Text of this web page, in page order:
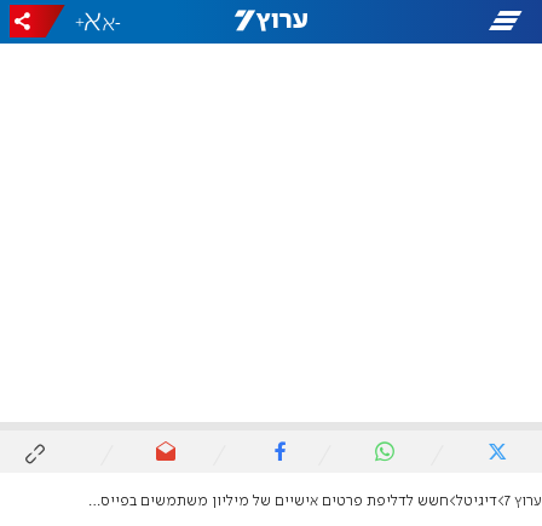
-
+
ערוץ 7 דיגיטל חשש לדליפת פרטים אישיים של מיליון משתמשים בפייסבוק